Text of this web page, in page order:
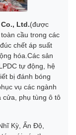
Ltd.(được
cầu trong các
chết áp suất
hóa.Các sản
tự động, hệ
bị đánh bóng
vụ các ngành
cửa, phụ tùng ô tô
Kỳ, Ấn Độ,